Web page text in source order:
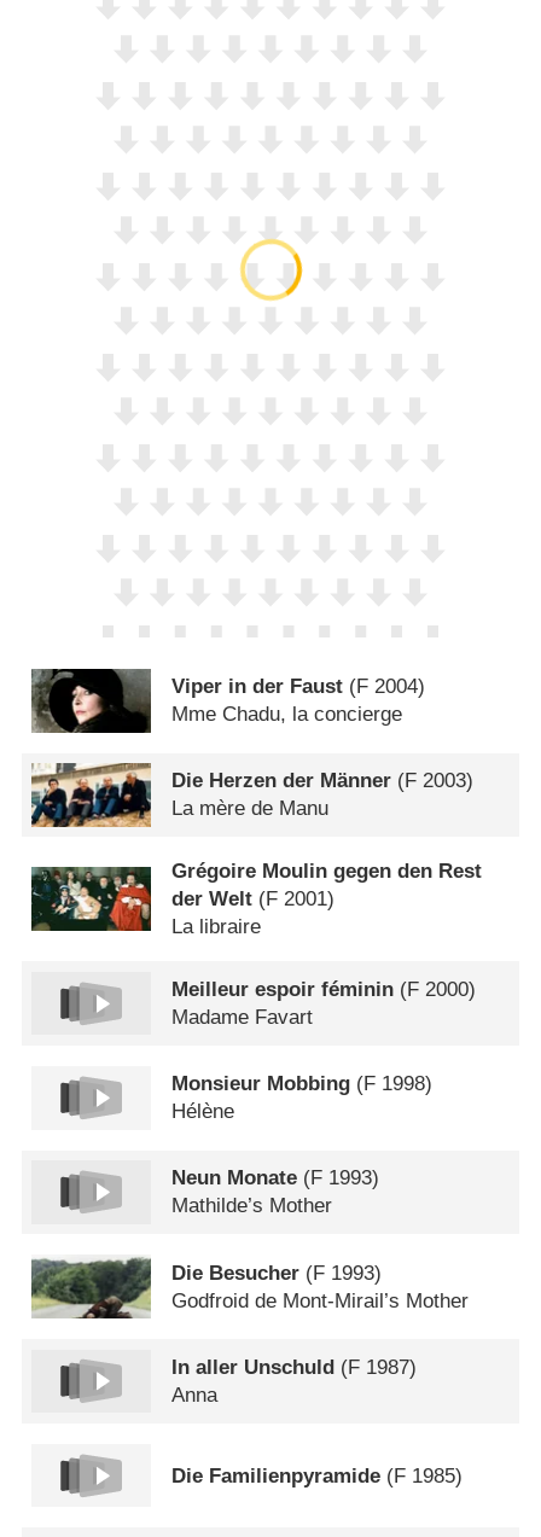
Viper in der Faust (F 2004)
Mme Chadu, la concierge
Die Herzen der Männer (F 2003)
La mère de Manu
Grégoire Moulin gegen den Rest
der Welt (F 2001)
La libraire
Meilleur espoir féminin (F 2000)
Madame Favart
Monsieur Mobbing (F 1998)
Hélène
Neun Monate (F 1993)
Mathilde’s Mother
Die Besucher (F 1993)
Godfroid de Mont-Mirail’s Mother
In aller Unschuld (F 1987)
Anna
Die Familienpyramide (F 1985)